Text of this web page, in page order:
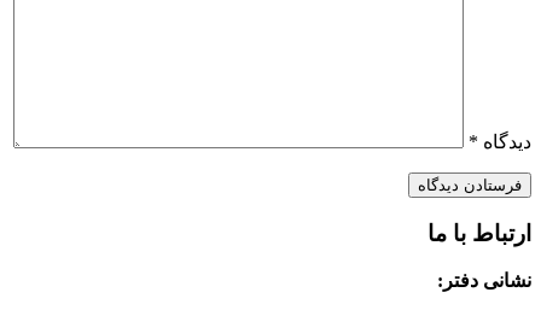
دیدگاه *
ارتباط با ما
نشانی دفتر: